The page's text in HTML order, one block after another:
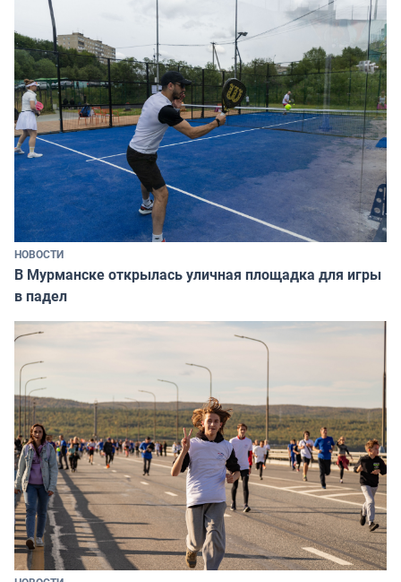
НОВОСТИ
В Мурманске открылась уличная площадка для игры
в падел